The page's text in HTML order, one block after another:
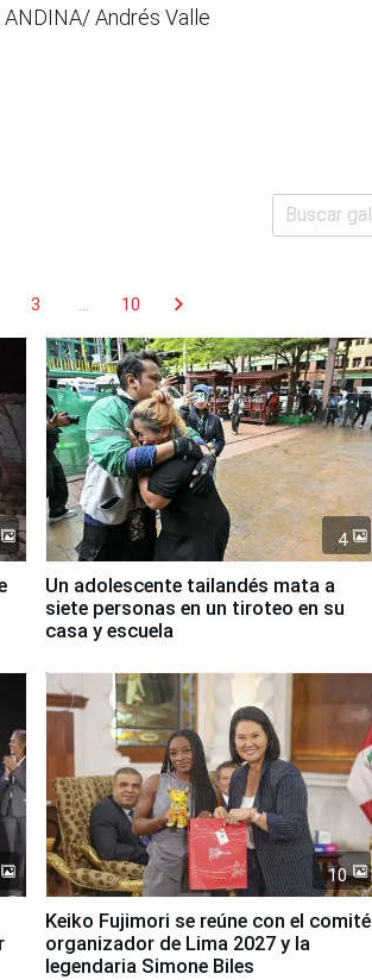
Andrés Valle
3 10 chevron_right
4
Un adolescente tailandés mata a
siete personas en un tiroteo en su
casa y escuela
10
Keiko Fujimori se reúne con el comité
organizador de Lima 2027 y la
legendaria Simone Biles